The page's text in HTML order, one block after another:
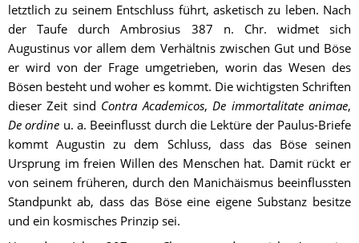
letztlich zu seinem Entschluss führt, asketisch zu leben. Nach
der Taufe durch Ambrosius 387 n. Chr. widmet sich
Augustinus vor allem dem Verhältnis zwischen Gut und Böse
er wird von der Frage umgetrieben, worin das Wesen des
Bösen besteht und woher es kommt. Die wichtigsten Schriften
dieser Zeit sind Contra Academicos, De immortalitate animae
De ordine u. a. Beeinflusst durch die Lektüre der Paulus-Briefe
kommt Augustin zu dem Schluss, dass das Böse seinen
Ursprung im freien Willen des Menschen hat. Damit rückt er
von seinem früheren, durch den Manichäismus beeinflussten
Standpunkt ab, dass das Böse eine eigene Substanz besitze
und ein kosmisches Prinzip sei.